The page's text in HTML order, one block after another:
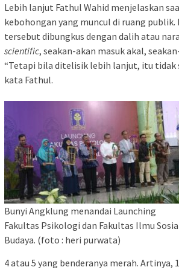
Lebih lanjut Fathul Wahid menjelaskan
kebohongan yang muncul di ruang publik.
tersebut dibungkus dengan dalih atau
scientific, seakan-akan masuk akal,
“Tetapi bila ditelisik lebih lanjut, itu tidak
kata Fathul.
Bunyi Angklung menandai Launching
Fakultas Psikologi dan Fakultas Ilmu
Budaya. (foto : heri purwata)
4 atau 5 yang benderanya merah. Artinya,